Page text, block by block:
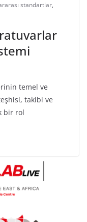
standartlar,
temel ve
takibi ve
bir rol